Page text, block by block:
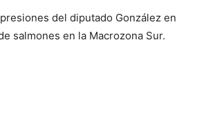
del diputado González en
salmones en la Macrozona Sur.